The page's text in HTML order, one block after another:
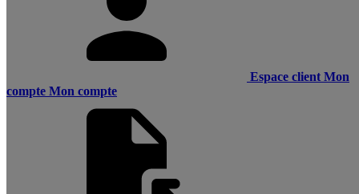
Espace client Mon
compte Mon compte